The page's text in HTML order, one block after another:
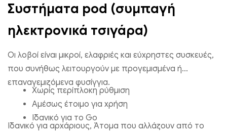
Συστήματα pod (συμπαγή
ηλεκτρονικά τσιγάρα)
Οι λοβοί είναι μικροί, ελαφριές και εύχρηστες συσκευές,
που συνήθως λειτουργούν με προγεμισμένα ή
επαναγεμιζόμενα φυσίγγια.
Χωρίς περίπλοκη ρύθμιση
Αμέσως έτοιμο για χρήση
Ιδανικό για το Go
Ιδανικό για αρχάριους, Άτομα που αλλάζουν από το